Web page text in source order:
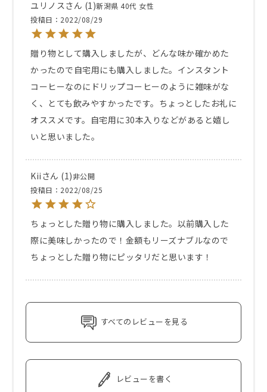
ユリノス 1 新潟県 40代 女性
投稿日
2022/08/29
贈り物として購入しましたが、どんな味か確かめた
かったので自宅用にも購入しました。インスタント
コーヒーなのにドリップコーヒーのように雑味がな
く、とても飲みやすかったです。ちょっとしたお礼に
オススメです。自宅用に30本入りなどがあると嬉し
いと思いました。
Kii 1 非公開
投稿日
2022/08/25
ちょっとした贈り物に購入しました。以前購入した
際に美味しかったので！金額もリーズナブルなので
ちょっとした贈り物にピッタリだと思います！
すべてのレビューを見る
レビューを書く